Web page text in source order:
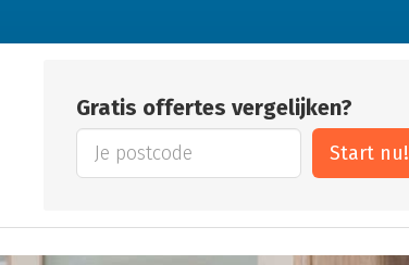
Gratis offertes vergelijken?
Start nu!